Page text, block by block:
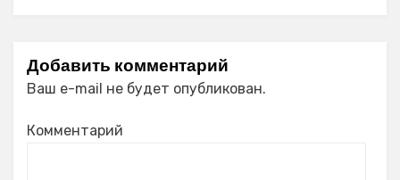
Добавить комментарий
Ваш e-mail не будет опубликован.
Комментарий